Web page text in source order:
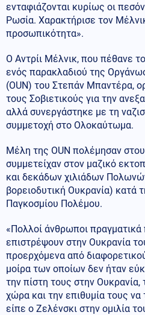
ενταφιάζονται κυρίως οι
Ρωσία. Χαρακτήρισε τον
προσωπικότητα».
Ο Αντρίι Μέλνικ, που πέθανε
ενός παρακλαδιού της
(OUN) του Στεπάν Μπαντέρα,
τους Σοβιετικούς για την
αλλά συνεργάστηκε με τη
συμμετοχή στο Ολοκαύτωμα.
Μέλη της OUN πολέμησαν
συμμετείχαν στον μαζικό
και δεκάδων χιλιάδων
βορειοδυτική Ουκρανία) κατά
Παγκοσμίου Πολέμου.
«Πολλοί άνθρωποι πραγματικά
επιστρέψουν στην Ουκρανία
προερχόμενα από
μοίρα των οποίων δεν ήταν
την πίστη τους στην Ουκρανία,
χώρα και την επιθυμία τους να
είπε ο Ζελένσκι στην ομιλία